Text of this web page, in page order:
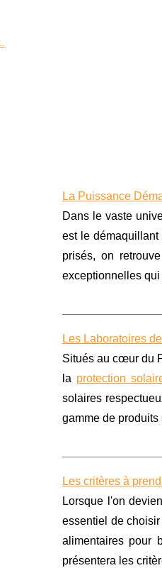
La Puissance
Dans le vaste
est le
prisés, on
exceptionnelles qui
Les Laboratoires
Situés au cœur du
la protection
solaires
gamme de
Les critères à
Lorsque l'on
essentiel de
alimentaires pour
présentera les